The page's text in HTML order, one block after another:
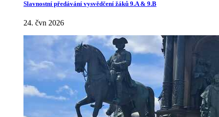
Slavnostní předávání vysvědčení žáků 9.A & 9.B
24. čvn 2026